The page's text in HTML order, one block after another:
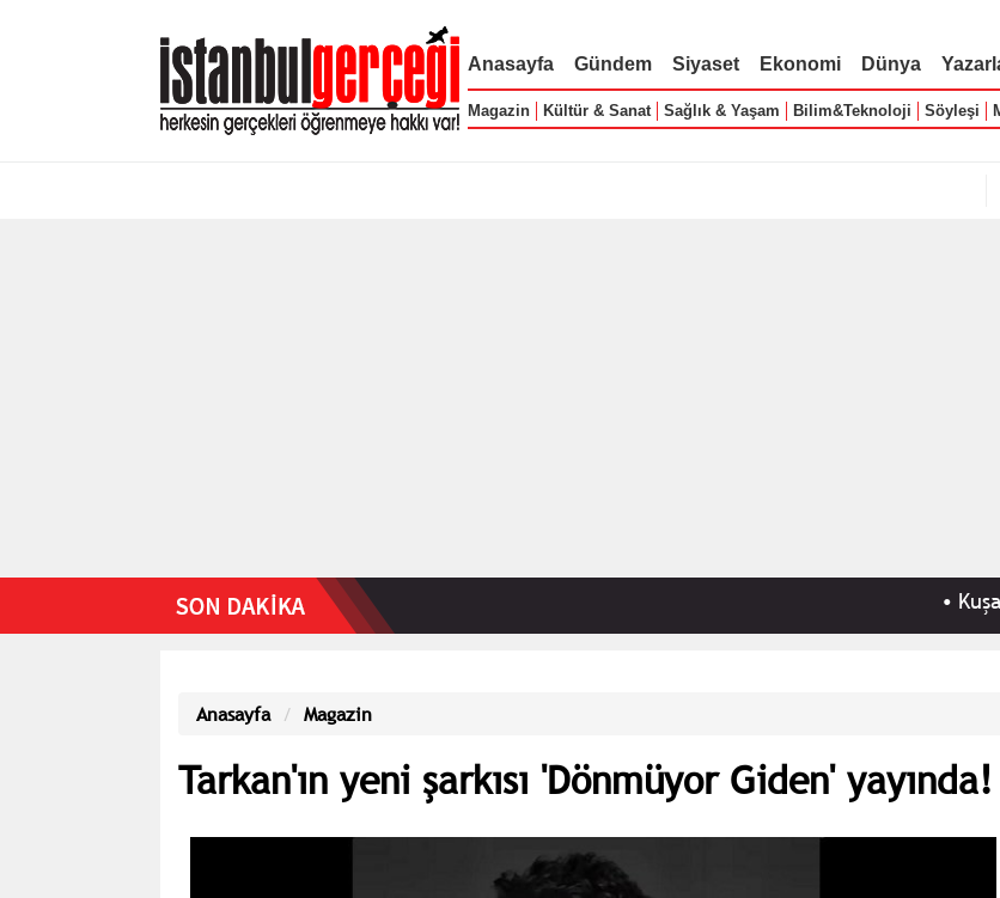
Anasayfa Gündem Siyaset Ekonomi Dünya
Magazin Kültür & Sanat Sağlık & Yaşam Bilim&Teknoloji Söyleşi
Kuşadası
Anasayfa Magazin
Tarkan'ın yeni şarkısı 'Dönmüyor Giden' yayında!